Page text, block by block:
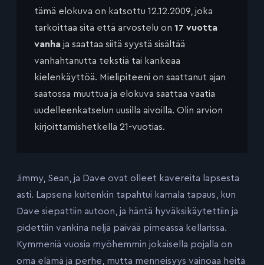
tämä elokuva on katsottu 12.12.2009, joka
tarkoittaa sitä että arvostelu on 17 vuotta
vanha ja saattaa siitä syystä sisältää
vanhahtanutta tekstiä tai kankeaa
kielenkäyttöä. Mielipiteeni on saattanut ajan
saatossa muuttua ja elokuva saattaa vaatia
uudelleenkatselun uusilla aivoilla. Olin arvion
kirjoittamishetkellä 21-vuotias.
Jimmy, Sean, ja Dave ovat olleet kavereita lapsesta
asti. Lapsena kuitenkin tapahtui kamala tapaus, kun
Dave siepattiin autoon, ja häntä hyväksikäytettiin ja
pidettiin vankina neljä päivää pimeässä kellarissa.
Kymmeniä vuosia myöhemmin jokaisella pojalla on
oma elämä ja perhe, mutta menneisyys vainoaa heitä